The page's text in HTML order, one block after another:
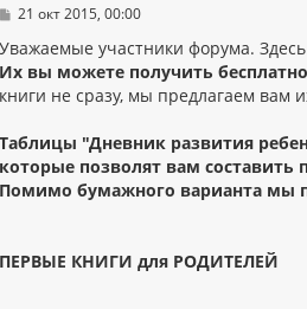
С
о
щ
е
е
21 окт 2015, 00:00
Уважаемые участники форума.
Их вы можете получить
книги не сразу, мы предлагаем вам
Таблицы "Дневник развития
которые позволят вам
Помимо бумажного варианта мы
ПЕРВЫЕ КНИГИ для РОДИТЕЛЕЙ